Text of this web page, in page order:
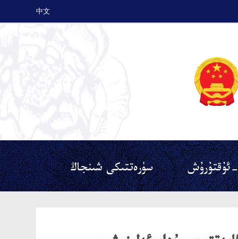
中文
ئۇقتۇرۇش سۈرەتتىكى شىنجاڭ